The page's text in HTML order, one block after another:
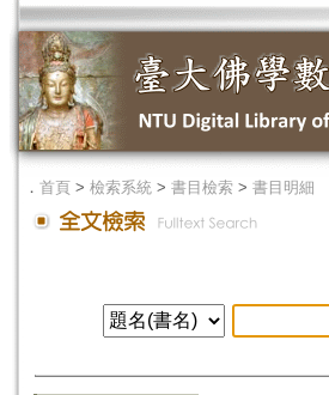
． 首頁 > 檢索系統 > 書目檢索 > 書目明細